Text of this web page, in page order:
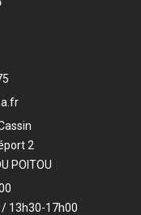
2
POITOU
/ 13h30-17h00